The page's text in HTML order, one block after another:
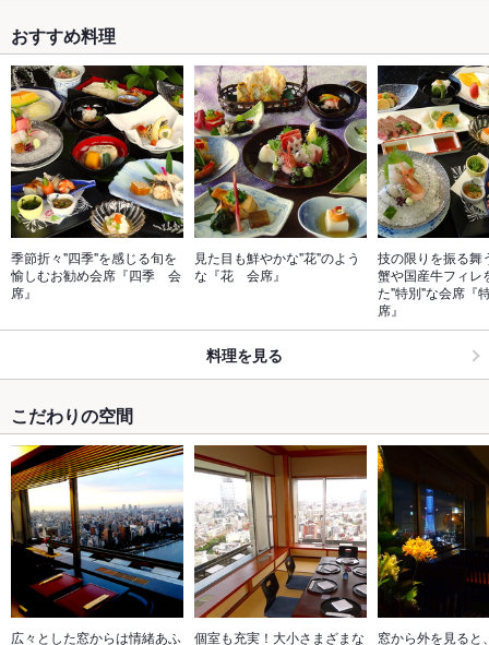
おすすめ料理
季節折々"四季"を感じる旬を
愉しむお勧め会席『四季　会
席』
見た目も鮮やかな"花"のよう
な『花　会席』
技の限りを振る舞
蟹や国産牛フィレ
た"特別"な会席『
席』
料理を見る
こだわりの空間
広々とした窓からは情緒あふ 個室も充実！大小さまざまな 窓から外を見ると